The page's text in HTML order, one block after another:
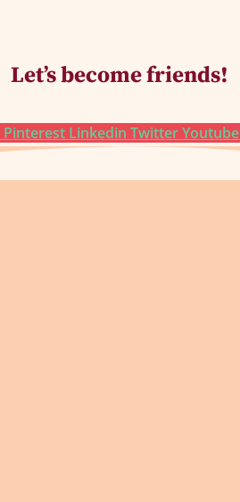
Let’s become friends!
Pinterest Linkedin TwitterYoutube